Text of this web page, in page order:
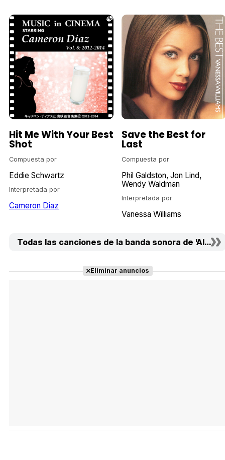
Hit Me With Your Best
Shot
Compuesta por
Eddie Schwartz
Interpretada por
Cameron Diaz
Save the Best for
Last
Compuesta por
Phil Galdston Jon Lind
Wendy Waldman
Interpretada por
Vanessa Williams
Todas las canciones de la banda sonora de 'Algo
Eliminar anuncios